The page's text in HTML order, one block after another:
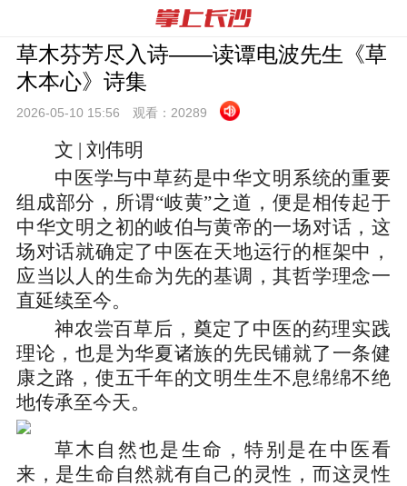
草木芬芳尽入诗——读谭电波先生《草
木本心》诗集
2026-05-10 15:56 观看： 20289
文 | 刘伟明
中医学与中草药是中华文明系统的重要
组成部分，所谓“岐黄”之道，便是相传起于
中华文明之初的岐伯与黄帝的一场对话，这
场对话就确定了中医在天地运行的框架中，
应当以人的生命为先的基调，其哲学理念一
直延续至今。
神农尝百草后，奠定了中医的药理实践
理论，也是为华夏诸族的先民铺就了一条健
康之路，使五千年的文明生生不息绵绵不绝
地传承至今天。
草木自然也是生命，特别是在中医看
来，是生命自然就有自己的灵性，而这灵性